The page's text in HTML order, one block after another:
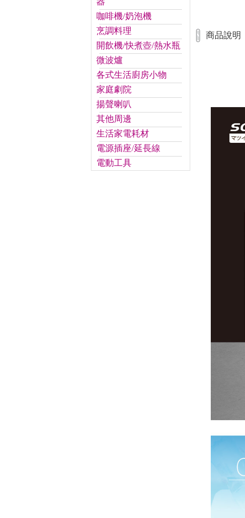
咖啡機/奶泡機
烹調料理
開飲機/快煮壺/熱水瓶
微波爐
各式生活廚房小物
家庭劇院
揚聲喇叭
其他周邊
生活家電耗材
電源插座/延長線
電動工具
商品說明